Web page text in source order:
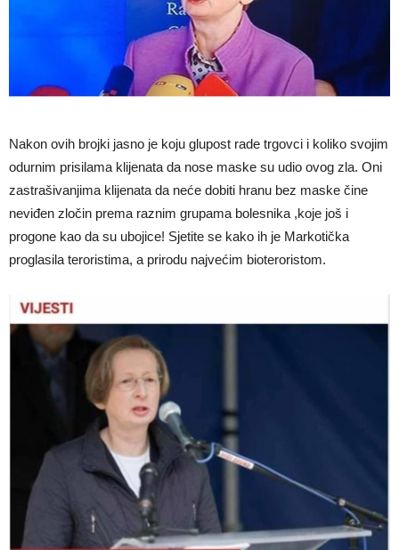
Nakon ovih brojki jasno je koju glupost rade trgovci i koliko svojim
odurnim prisilama klijenata da nose maske su udio ovog zla. Oni
zastrašivanjima klijenata da neće dobiti hranu bez maske čine
neviđen zločin prema raznim grupama bolesnika ,koje još i
progone kao da su ubojice! Sjetite se kako ih je Markotička
proglasila teroristima, a prirodu najvećim bioteroristom.